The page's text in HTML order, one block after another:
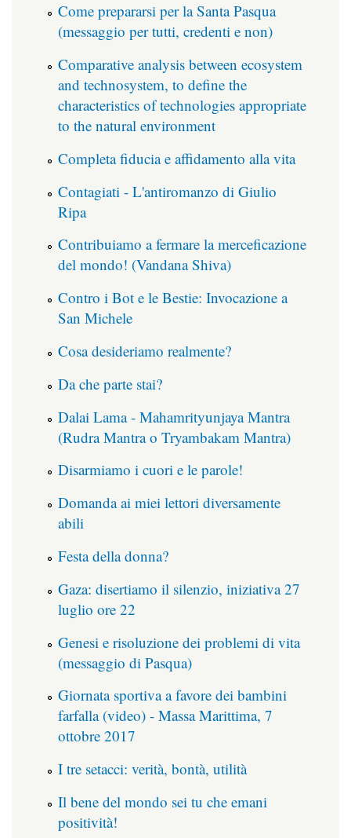
Come prepararsi per la Santa Pasqua
(messaggio per tutti, credenti e non)
Comparative analysis between ecosystem
and technosystem, to define the
characteristics of technologies appropriate
to the natural environment
Completa fiducia e affidamento alla vita
Contagiati - L'antiromanzo di Giulio
Ripa
Contribuiamo a fermare la merceficazione
del mondo! (Vandana Shiva)
Contro i Bot e le Bestie: Invocazione a
San Michele
Cosa desideriamo realmente?
Da che parte stai?
Dalai Lama - Mahamrityunjaya Mantra
(Rudra Mantra o Tryambakam Mantra)
Disarmiamo i cuori e le parole!
Domanda ai miei lettori diversamente
abili
Festa della donna?
Gaza: disertiamo il silenzio, iniziativa 27
luglio ore 22
Genesi e risoluzione dei problemi di vita
(messaggio di Pasqua)
Giornata sportiva a favore dei bambini
farfalla (video) - Massa Marittima, 7
ottobre 2017
I tre setacci: verità, bontà, utilità
Il bene del mondo sei tu che emani
positività!